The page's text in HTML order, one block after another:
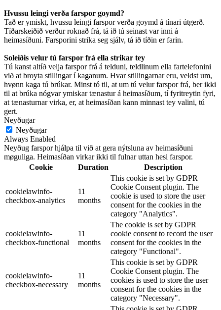
Hvussu leingi verða farspor goymd?
Tað er ymiskt, hvussu leingi farspor verða goymd á tínari útgerð.
Tíðarskeiðið verður roknað frá, tá ið tú seinast var inni á
heimasíðuni. Farsporini strika seg sjálv, tá ið tíðin er farin.
Soleiðis velur tú farspor frá ella strikar tey
Tú kanst altíð velja farspor frá á telduni, teldlinum ella fartelefonini
við at broyta stillingar í kaganum. Hvar stillingarnar eru, veldst um,
hvønn kaga tú brúkar. Minst tó til, at um tú velur farspor frá, ber ikki
til at brúka nógvar ymiskar tænastur á heimasíðum, tí fyritreytin fyri,
at tænasturnar virka, er, at heimasíðan kann minnast tey valini, tú
gert.
Neyðugar
Neyðugar
Always Enabled
Neyðug farspor hjálpa til við at gera nýtsluna av heimasíðuni
møguliga. Heimasíðan virkar ikki til fulnar uttan hesi farspor.
Cookie
Duration Description
cookielawinfo-
checkbox-analytics
11
months
This cookie is set by GDPR
Cookie Consent plugin. The
cookie is used to store the user
consent for the cookies in the
category "Analytics".
cookielawinfo-
checkbox-functional
11
months
The cookie is set by GDPR
cookie consent to record the user
consent for the cookies in the
category "Functional".
cookielawinfo-
checkbox-necessary
11
months
This cookie is set by GDPR
Cookie Consent plugin. The
cookies is used to store the user
consent for the cookies in the
category "Necessary".